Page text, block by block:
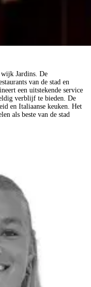
Jardins. De
van de stad en
een uitstekende service
verblijf te bieden. De
en Italiaanse keuken. Het
als beste van de stad